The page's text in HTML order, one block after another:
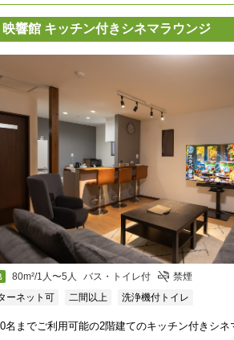
映響館 キッチン付きシネマラウンジ
80m²/1人〜5人 バス・トイレ付
禁煙
ーネット可
二間以上 洗浄機付トイレ
名までご利用可能の2階建てのキッチン付きシ